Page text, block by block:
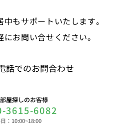
もサポートいたします。
お問い合せください。
話でのお問合わせ
屋探しのお客様
3615-6082
：10:00~18:00